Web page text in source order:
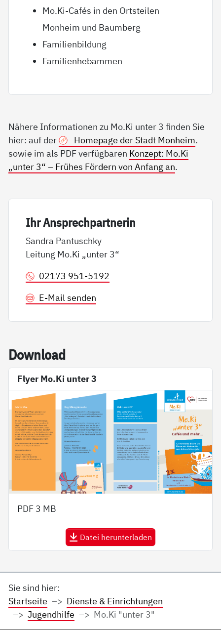
Mo.Ki-Cafés in den Ortsteilen
Monheim und Baumberg
Familienbildung
Familienhebammen
Nähere Informationen zu Mo.Ki unter 3 finden Sie
hier: auf der
Homepage der Stadt Monheim.
sowie im als PDF verfügbaren Konzept: Mo.Ki
„unter 3“ – Frühes Fördern von Anfang an.
Ihr An­sp­rech­part­ne­rin
Sandra Pantuschky
Leitung Mo.Ki „unter 3“
02173 951-5192
E-Mail senden
Down­load
Flyer Mo.Ki unter 3
PDF 3 MB
Datei herunterladen
Sie sind hier:
Startseite
Dienste & Einrichtungen
Jugendhilfe
Mo.Ki "unter 3"